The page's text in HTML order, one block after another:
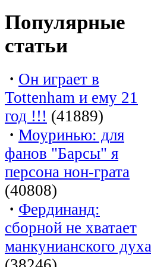
Популярные
статьи
· Он играет в
Tottenham и ему 21
год !!! (41889)
· Моуринью: для
фанов "Барсы" я
персона нон-грата
(40808)
· Фердинанд:
сборной не хватает
манкунианского духа